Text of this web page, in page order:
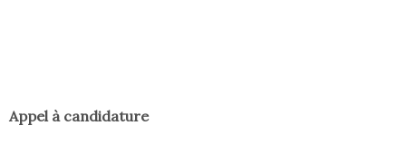
Appel à candidature